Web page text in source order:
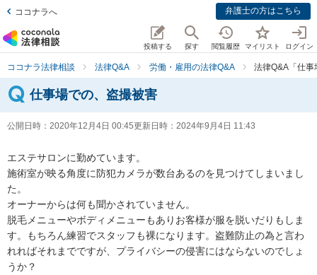
ココナラへ 弁護士の方はこちら
投稿する 探す 閲覧履歴 マイリスト ログイン
ココナラ法律相談 法律Q&A 労働・雇用の法律Q&A 法律Q&A「仕
仕事場での、盗撮被害
公開日時： 2020年12月4日 00:45更新日時： 2024年9月4日 11:43
エステサロンに勤めています。
施術室が映る角度に防犯カメラが数台あるのを見つけてしまいまし
た。
オーナーからは何も聞かされていません。
脱毛メニューやボディメニューもありお客様が服を脱いだりもしま
す。もちろん練習でスタッフも裸になります。盗難防止の為と言わ
れればそれまでですが、プライバシーの侵害にはならないのでしょ